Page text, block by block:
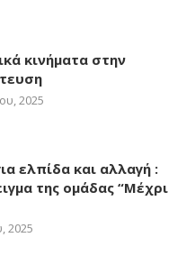
κινήματα στην
2025
ελπίδα και αλλαγή :
της ομάδας “Μέχρι
2025